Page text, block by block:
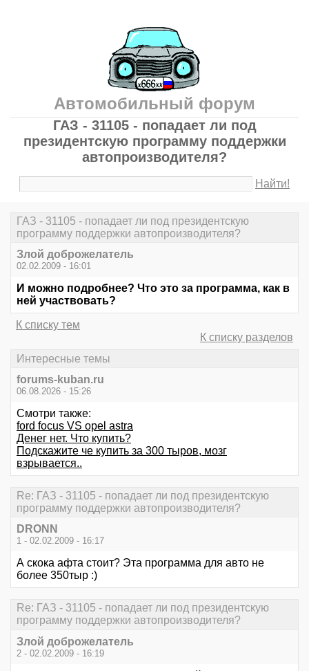
Автомобильный форум
ГАЗ - 31105 - попадает ли под
президентскую программу поддержки
автопроизводителя?
Найти!
ГАЗ - 31105 - попадает ли под президентскую
программу поддержки автопроизводителя?
Злой доброжелатель
02.02.2009 - 16:01
И можно подробнее? Что это за программа, как в
ней участвовать?
К списку тем
К списку разделов
Интересные темы
forums-kuban.ru
06.08.2026 - 15:26
Смотри также:
ford focus VS opel astra
Денег нет. Что купить?
Подскажите че купить за 300 тыров, мозг
взрывается..
Re: ГАЗ - 31105 - попадает ли под президентскую
программу поддержки автопроизводителя?
DRONN
1 - 02.02.2009 - 16:17
А скока афта стоит? Эта программа для авто не
более 350тыр :)
Re: ГАЗ - 31105 - попадает ли под президентскую
программу поддержки автопроизводителя?
Злой доброжелатель
2 - 02.02.2009 - 16:19